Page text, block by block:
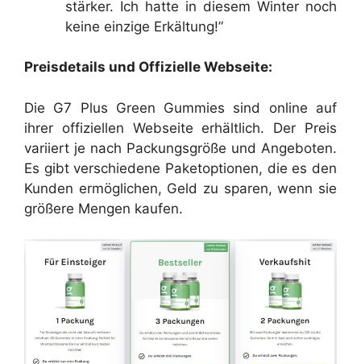
stärker. Ich hatte in diesem Winter noch
keine einzige Erkältung!”
Preisdetails und Offizielle Webseite:
Die G7 Plus Green Gummies sind online auf
ihrer offiziellen Webseite erhältlich. Der Preis
variiert je nach Packungsgröße und Angeboten.
Es gibt verschiedene Paketoptionen, die es den
Kunden ermöglichen, Geld zu sparen, wenn sie
größere Mengen kaufen.